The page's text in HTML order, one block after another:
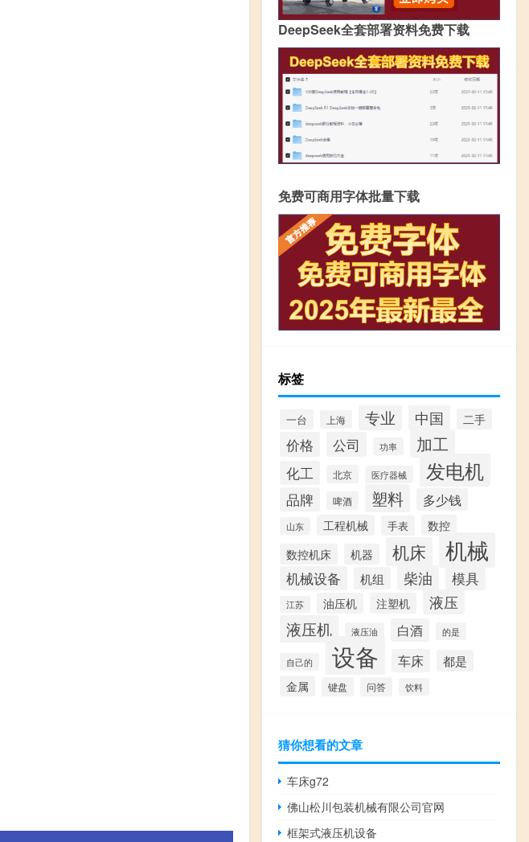
DeepSeek全套部署资料免费下载
免费可商用字体批量下载
标签
一台 上海 专业 中国 二手
价格 公司 功率 加工
化工 北京 医疗器械 发电机
品牌 啤酒 塑料 多少钱
山东 工程机械 手表
数控
数控机床
机器 机床 机械
机械设备 机组 柴油 模具
江苏 油压机 注塑机 液压
液压机 液压油 白酒 的是
自己的 设备 车床 都是
金属 键盘 问答 饮料
猜你想看的文章
车床g72
佛山松川包装机械有限公司官网
框架式液压机设备